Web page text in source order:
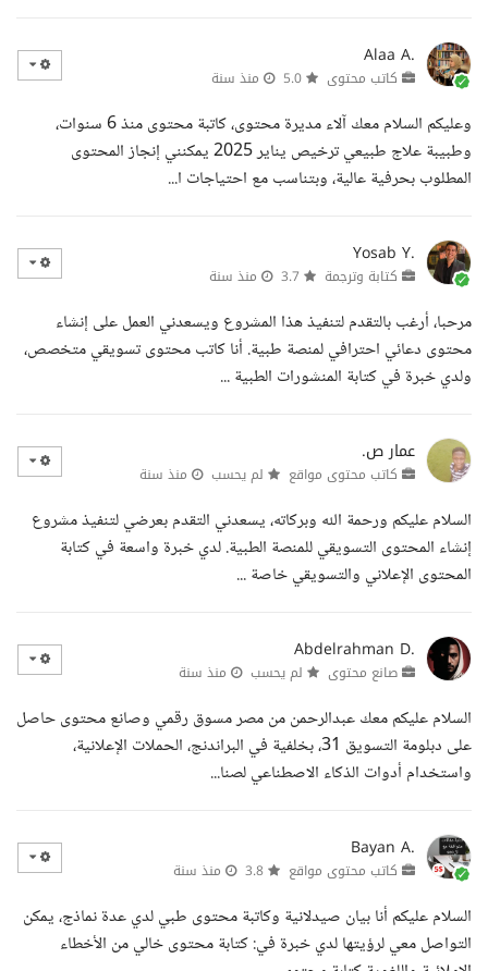
Alaa A.
كاتب محتوى منذ سنة
وعليكم السلام معك آلاء مديرة محتوى، كاتبة محتوى منذ 6 سنوات،
وطبيبة علاج طبيعي ترخيص يناير 2025 يمكنني إنجاز المحتوى
المطلوب بحرفية عالية، وبتناسب مع احتياجات ا...
Yosab Y.
كتابة وترجمة منذ سنة
مرحبا، أرغب بالتقدم لتنفيذ هذا المشروع ويسعدني العمل على إنشاء
محتوى دعائي احترافي لمنصة طبية. أنا كاتب محتوى تسويقي متخصص،
ولدي خبرة في كتابة المنشورات الطبية ...
عمار ص.
كاتب محتوى مواقع لم يحسب منذ سنة
السلام عليكم ورحمة الله وبركاته، يسعدني التقدم بعرضي لتنفيذ مشروع
إنشاء المحتوى التسويقي للمنصة الطبية. لدي خبرة واسعة في كتابة
المحتوى الإعلاني والتسويقي خاصة ...
Abdelrahman D.
صانع محتوى لم يحسب منذ سنة
السلام عليكم معك عبدالرحمن من مصر مسوق رقمي وصانع محتوى حاصل
على دبلومة التسويق 31، بخلفية في البراندنج، الحملات الإعلانية،
واستخدام أدوات الذكاء الاصطناعي لصنا...
Bayan A.
كاتب محتوى مواقع منذ سنة
السلام عليكم أنا بيان صيدلانية وكاتبة محتوى طبي لدي عدة نماذج، يمكن
التواصل معي لرؤيتها لدي خبرة في: كتابة محتوى خالي من الأخطاء